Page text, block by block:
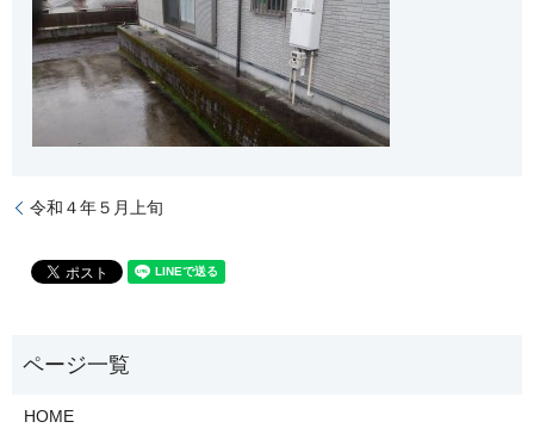
令和４年５月上旬
HOME